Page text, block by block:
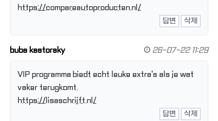
https://compareautoproducten.nl/
답변
삭제
buba kastorsky 26-07-22 11:29
VIP programma biedt echt leuke extra's als je wat
vaker terugkomt.
https://lisaschrijft.nl/
답변
삭제